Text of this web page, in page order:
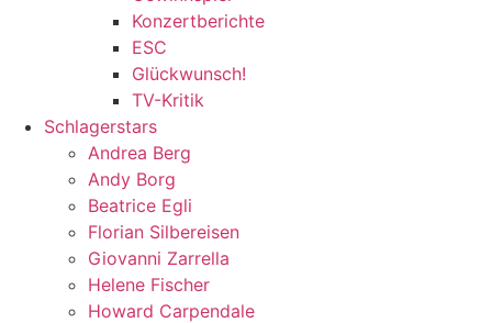
Konzertberichte
ESC
Glückwunsch!
TV-Kritik
Schlagerstars
Andrea Berg
Andy Borg
Beatrice Egli
Florian Silbereisen
Giovanni Zarrella
Helene Fischer
Howard Carpendale